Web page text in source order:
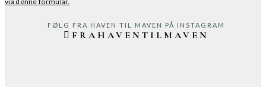
FRAHAVENTILMAVEN
FØLG FRA HAVEN TIL MAVEN PÅ INSTAGRAM